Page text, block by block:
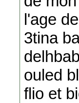
l'age
3tina
ouled
flio et